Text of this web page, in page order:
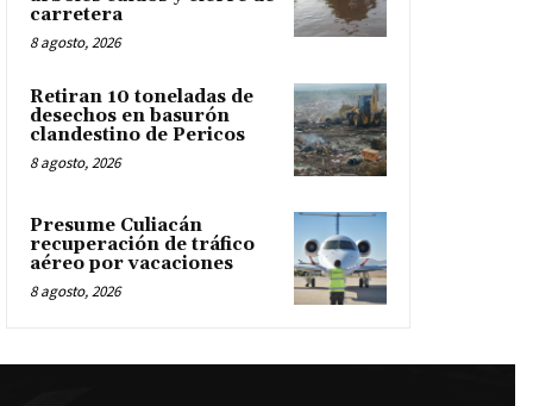
carretera
8 agosto, 2026
Retiran 10 toneladas de
desechos en basurón
clandestino de Pericos
8 agosto, 2026
Presume Culiacán
recuperación de tráfico
aéreo por vacaciones
8 agosto, 2026